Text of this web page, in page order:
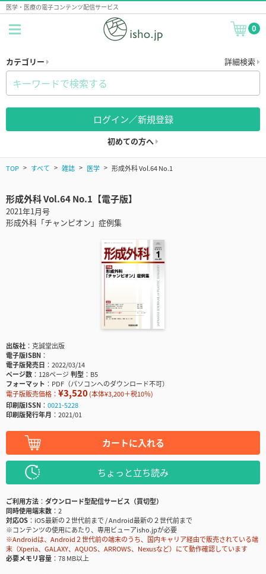
医学・医療の電子コンテンツ配信サービス
0
カテゴリー 詳細検索
ログイン／新規登録
初めての方へ
TOP すべて 雑誌 医学 形成外科 Vol.64 No.1
形成外科 Vol.64 No.1【電子版】
2021年1月号
形成外科「チャンピオン」症例集
出版社
克誠堂出版
電子版ISBN
電子版発売日
2022/03/14
ページ数
128ページ判型
B5
フォーマット
PDF（パソコンへのダウンロード不可）
電子版販売価格： ¥3,520(本体¥3,200＋税10％)
印刷版ISSN
0021-5228
印刷版発行年月
2021/01
カートに入れる
ちょっと立ち読み
ご利用方法
ダウンロード型配信サービス（買切型）
同時使用端末数
2
対応OS
iOS最新の２世代前まで / Android最新の２世代前まで
※コンテンツの使用にあたり、専用ビューアisho.jpが必要
※Androidは、Android２世代前の端末のうち、国内キャリア経由で販売されている端
末（Xperia、GALAXY、AQUOS、ARROWS、Nexusなど）にて動作確認しています
必要メモリ容量
78 MB以上